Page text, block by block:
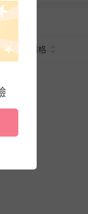
價格